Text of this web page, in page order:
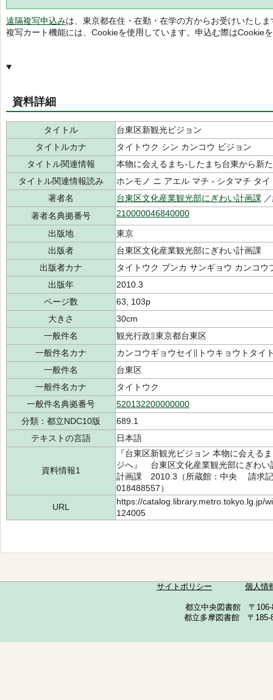
遠隔複写申込みは、東京都在住・在勤・在学の方からお受けいたしま
複写カート機能には、Cookieを使用しています。申込む際はCookie
資料詳細
タイトル
台東区新観光ビジョン
タイトルカナ
タイトウク シン カンコウ ビジョン
タイトル関連情報
本物に会えるまち-したまち台東から新
タイトル関連情報読み
ホンモノ ニ アエル マチ - シタマチ タ
著者名
台東区文化産業観光部にぎわい計画課
著者名典拠番号
210000046840000
出版地
東京
出版者
台東区文化産業観光部にぎわい計画課
出版者カナ
タイトウク ブンカ サンギョウ カンコウ
出版年
2010.3
ページ数
63, 103p
大きさ
30cm
一般件名
観光行政∥東京都台東区
一般件名カナ
カンコウギョウセイ∥トウキョウトタイ
一般件名
台東区
一般件名カナ
タイトウク
一般件名典拠番号
520132200000000
分類：都立NDC10版
689.1
テキストの言語
日本語
資料情報1
『台東区新観光ビジョン 本物に会える
ジへ』 台東区文化産業観光部にぎわ
計画課 2010.3（所蔵館：中央 請求
018488557）
URL
https://catalog.library.metro.tokyo.lg.jp/
124005
サイトポリシー 個人情
都立中央図書館 〒
都立多摩図書館 〒185-